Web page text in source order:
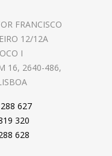
FRANCISCO
12/12A
I
16, 2640-486,
627
320
628